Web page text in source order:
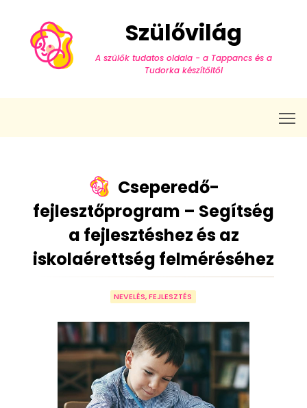
Szülővilág
A szülők tudatos oldala - a Tappancs és a
Tudorka készítőitől
Cseperedő-
fejlesztőprogram – Segítség
a fejlesztéshez és az
iskolaérettség felméréséhez
NEVELÉS, FEJLESZTÉS